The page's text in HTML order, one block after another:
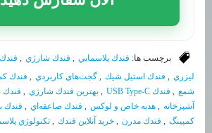
برچسب ها:فندك پلاسمايي , فندك شارژي , فندك
ليزري , فندك استيل شيك , گجت‌هاي كاربردي , فندك
شمع , فندك USB Type-C , بهترين فندك شارژي , فندك
آشپزخانه , هديه خاص و لوكس , فندك صاعقه‌اي , فندك
كمپينگ , فندك مدرن , خريد آنلاين فندك , تكنولوژي پلاسما